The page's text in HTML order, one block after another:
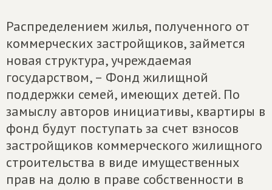
Распределением жилья, полученного от
коммерческих застройщиков, займется
новая структура, учреждаемая
государством, – Фонд жилищной
поддержки семей, имеющих детей. По
замыслу авторов инициативы, квартиры в
фонд будут поступать за счет взносов
застройщиков коммерческого жилищного
строительства в виде имущественных
прав на долю в праве собственности в